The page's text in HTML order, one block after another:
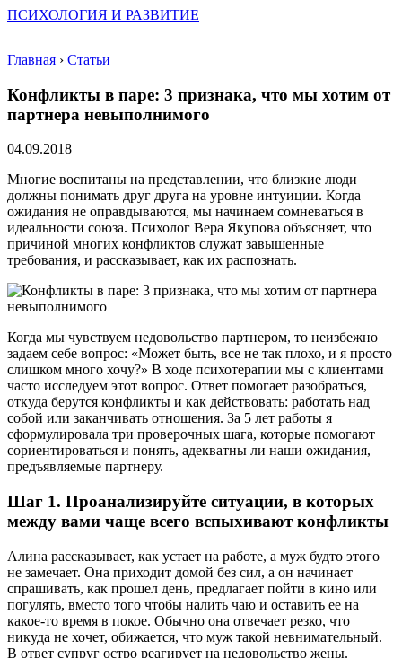
ПСИХОЛОГИЯ И РАЗВИТИЕ
Главная › Статьи
Конфликты в паре: 3 признака, что мы хотим от
партнера невыполнимого
04.09.2018
Многие воспитаны на представлении, что близкие люди
должны понимать друг друга на уровне интуиции. Когда
ожидания не оправдываются, мы начинаем сомневаться в
идеальности союза. Психолог Вера Якупова объясняет, что
причиной многих конфликтов служат завышенные
требования, и рассказывает, как их распознать.
Когда мы чувствуем недовольство партнером, то неизбежно
задаем себе вопрос: «Может быть, все не так плохо, и я просто
слишком много хочу?» В ходе психотерапии мы с клиентами
часто исследуем этот вопрос. Ответ помогает разобраться,
откуда берутся конфликты и как действовать: работать над
собой или заканчивать отношения. За 5 лет работы я
сформулировала три проверочных шага, которые помогают
сориентироваться и понять, адекватны ли наши ожидания,
предъявляемые партнеру.
Шаг 1. Проанализируйте ситуации, в которых
между вами чаще всего вспыхивают конфликты
Алина рассказывает, как устает на работе, а муж будто этого
не замечает. Она приходит домой без сил, а он начинает
спрашивать, как прошел день, предлагает пойти в кино или
погулять, вместо того чтобы налить чаю и оставить ее на
какое-то время в покое. Обычно она отвечает резко, что
никуда не хочет, обижается, что муж такой невнимательный.
В ответ супруг остро реагирует на недовольство жены.